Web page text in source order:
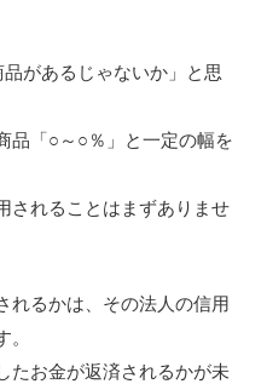
があるじゃないか」と思
品「○～○％」と一定の幅を
されることはまずありませ
れるかは、その法人の信用
たお金が返済されるかが未